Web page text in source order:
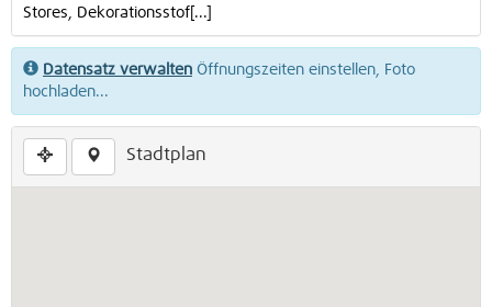
Stores, Dekorationsstof[...]
Datensatz verwalten Öffnungszeiten einstellen, Foto
hochladen...
Stadtplan